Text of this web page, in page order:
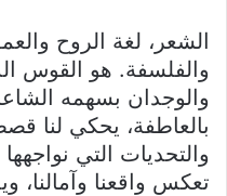
الشعر، لغة الروح
والفلسفة. هو القوس
والوجدان بسهمه
بالعاطفة، يحكي لنا
والتحديات التي
تعكس واقعنا وآمالنا،